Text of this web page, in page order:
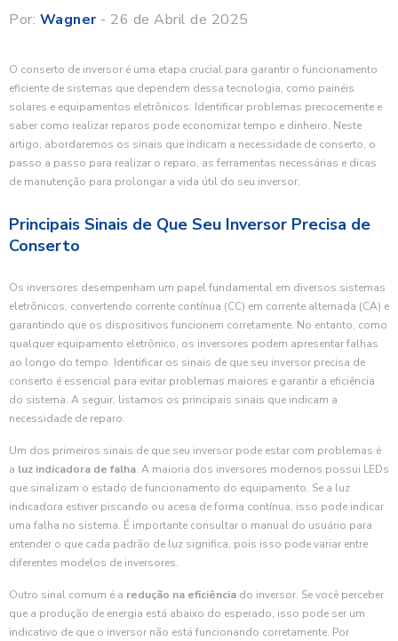
Por: Wagner- 26 de Abril de 2025
O conserto de inversor é uma etapa crucial para garantir o funcionamento
eficiente de sistemas que dependem dessa tecnologia, como painéis
solares e equipamentos eletrônicos. Identificar problemas precocemente e
saber como realizar reparos pode economizar tempo e dinheiro. Neste
artigo, abordaremos os sinais que indicam a necessidade de conserto, o
passo a passo para realizar o reparo, as ferramentas necessárias e dicas
de manutenção para prolongar a vida útil do seu inversor.
Principais Sinais de Que Seu Inversor Precisa de
Conserto
Os inversores desempenham um papel fundamental em diversos sistemas
eletrônicos, convertendo corrente contínua (CC) em corrente alternada (CA) e
garantindo que os dispositivos funcionem corretamente. No entanto, como
qualquer equipamento eletrônico, os inversores podem apresentar falhas
ao longo do tempo. Identificar os sinais de que seu inversor precisa de
conserto é essencial para evitar problemas maiores e garantir a eficiência
do sistema. A seguir, listamos os principais sinais que indicam a
necessidade de reparo.
Um dos primeiros sinais de que seu inversor pode estar com problemas é
a luz indicadora de falha. A maioria dos inversores modernos possui LEDs
que sinalizam o estado de funcionamento do equipamento. Se a luz
indicadora estiver piscando ou acesa de forma contínua, isso pode indicar
uma falha no sistema. É importante consultar o manual do usuário para
entender o que cada padrão de luz significa, pois isso pode variar entre
diferentes modelos de inversores.
Outro sinal comum é a redução na eficiência do inversor. Se você perceber
que a produção de energia está abaixo do esperado, isso pode ser um
indicativo de que o inversor não está funcionando corretamente. Por